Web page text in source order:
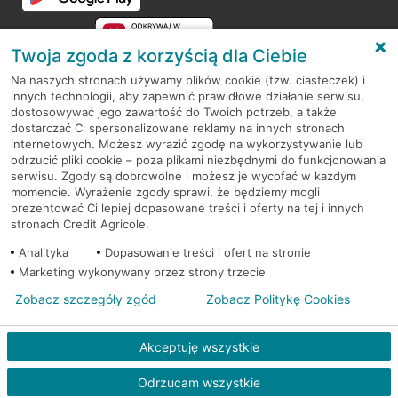
RODO
Regulamin serwisu
Mapa serwisu
PolitykaCookies
© 2026 Credit Agricole Bank Polska S.A. Wszelkie prawa zastrzeżone
Twoja zgoda z korzyścią dla Ciebie
Na naszych stronach używamy plików cookie (tzw. ciasteczek) i
innych technologii, aby zapewnić prawidłowe działanie serwisu,
dostosowywać jego zawartość do Twoich potrzeb, a także
dostarczać Ci spersonalizowane reklamy na innych stronach
internetowych. Możesz wyrazić zgodę na wykorzystywanie lub
odrzucić pliki cookie – poza plikami niezbędnymi do funkcjonowania
serwisu. Zgody są dobrowolne i możesz je wycofać w każdym
momencie. Wyrażenie zgody sprawi, że będziemy mogli
prezentować Ci lepiej dopasowane treści i oferty na tej i innych
stronach Credit Agricole.
Analityka
Dopasowanie treści i ofert na stronie
Marketing wykonywany przez strony trzecie
Akceptuję wszystkie
Odrzucam wszystkie
Zobacz szczegóły zgód Zobacz Politykę Cookies